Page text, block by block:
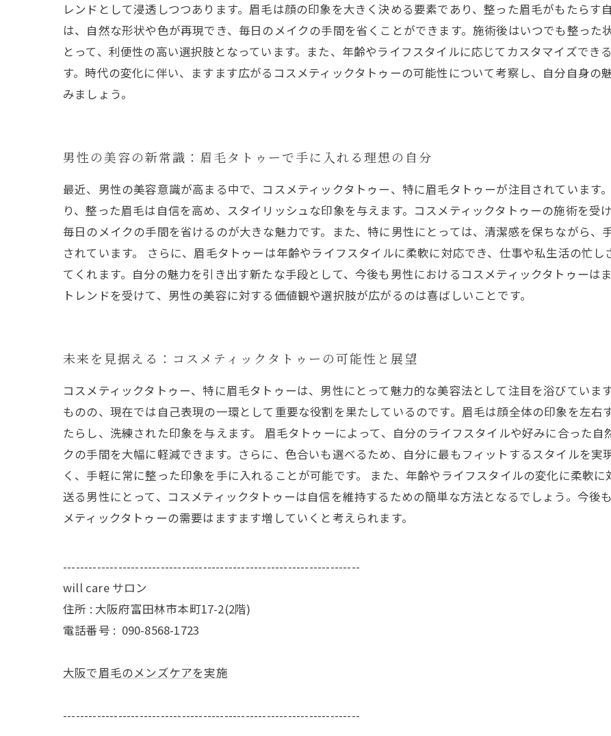
レンドとして浸透しつつあります。眉毛は顔の印象を大きく決める要素であり、整った眉毛がもたらす
は、自然な形状や色が再現でき、毎日のメイクの手間を省くことができます。施術後はいつでも整った
とって、利便性の高い選択肢となっています。また、年齢やライフスタイルに応じてカスタマイズでき
す。時代の変化に伴い、ますます広がるコスメティックタトゥーの可能性について考察し、自分自身の
みましょう。
男性の美容の新常識：眉毛タトゥーで手に入れる理想の自分
最近、男性の美容意識が高まる中で、コスメティックタトゥー、特に眉毛タトゥーが注目されています
り、整った眉毛は自信を高め、スタイリッシュな印象を与えます。コスメティックタトゥーの施術を受
毎日のメイクの手間を省けるのが大きな魅力です。また、特に男性にとっては、清潔感を保ちながら
されています。 さらに、眉毛タトゥーは年齢やライフスタイルに柔軟に対応でき、仕事や私生活の忙
てくれます。自分の魅力を引き出す新たな手段として、今後も男性におけるコスメティックタトゥーは
トレンドを受けて、男性の美容に対する価値観や選択肢が広がるのは喜ばしいことです。
未来を見据える：コスメティックタトゥーの可能性と展望
コスメティックタトゥー、特に眉毛タトゥーは、男性にとって魅力的な美容法として注目を浴びていま
ものの、現在では自己表現の一環として重要な役割を果たしているのです。眉毛は顔全体の印象を左右
たらし、洗練された印象を与えます。 眉毛タトゥーによって、自分のライフスタイルや好みに合った
クの手間を大幅に軽減できます。さらに、色合いも選べるため、自分に最もフィットするスタイルを実
く、手軽に常に整った印象を手に入れることが可能です。 また、年齢やライフスタイルの変化に柔軟
送る男性にとって、コスメティックタトゥーは自信を維持するための簡単な方法となるでしょう。今後
メティックタトゥーの需要はますます増していくと考えられます。
----------------------------------------------------------------------
will care サロン
住所 : 大阪府富田林市本町17-2(2階)
電話番号 : 090-8568-1723
大阪で眉毛のメンズケアを実施
----------------------------------------------------------------------